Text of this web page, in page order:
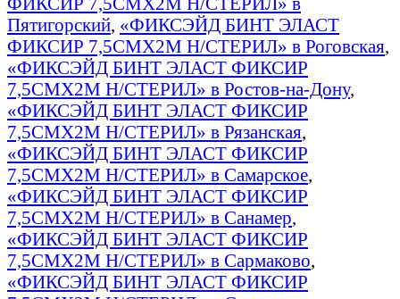
Пятигорский, «ФИКСЭЙД БИНТ ЭЛАСТ
ФИКСИР 7,5СМX2М Н/СТЕРИЛ» в Роговская,
«ФИКСЭЙД БИНТ ЭЛАСТ ФИКСИР
7,5СМX2М Н/СТЕРИЛ» в Ростов-на-Дону,
«ФИКСЭЙД БИНТ ЭЛАСТ ФИКСИР
7,5СМX2М Н/СТЕРИЛ» в Рязанская,
«ФИКСЭЙД БИНТ ЭЛАСТ ФИКСИР
7,5СМX2М Н/СТЕРИЛ» в Самарское,
«ФИКСЭЙД БИНТ ЭЛАСТ ФИКСИР
7,5СМX2М Н/СТЕРИЛ» в Санамер,
«ФИКСЭЙД БИНТ ЭЛАСТ ФИКСИР
7,5СМX2М Н/СТЕРИЛ» в Сармаково,
«ФИКСЭЙД БИНТ ЭЛАСТ ФИКСИР